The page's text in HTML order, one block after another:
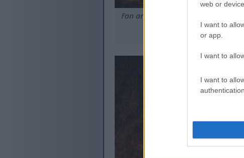
web or
I want to
or app.
I want to
I want to
Fan art ao estilo anime de um
Clique ou